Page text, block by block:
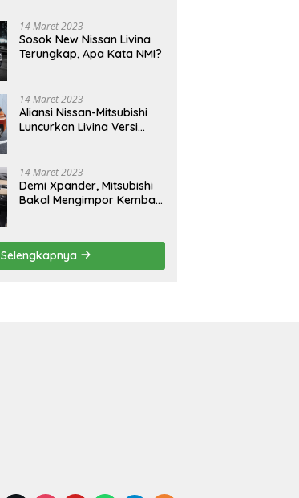
14 Maret 2023
Sosok New Nissan Livina
Terungkap, Apa Kata NMI?
14 Maret 2023
Aliansi Nissan-Mitsubishi
Luncurkan Livina Versi
14 Maret 2023
Demi Xpander, Mitsubishi
Bakal Mengimpor Kembali
Selengkapnya